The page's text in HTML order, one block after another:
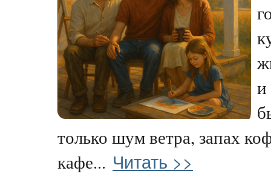
и
только шум ветра, запах
кафе... Читать >>